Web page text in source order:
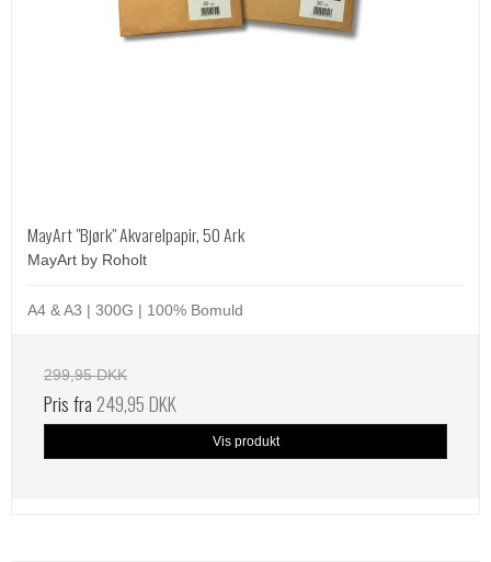
MayArt "Bjørk" Akvarelpapir, 50 Ark
MayArt by Roholt
A4 & A3 | 300G | 100% Bomuld
299,95 DKK
Pris fra249,95 DKK
Vis produkt